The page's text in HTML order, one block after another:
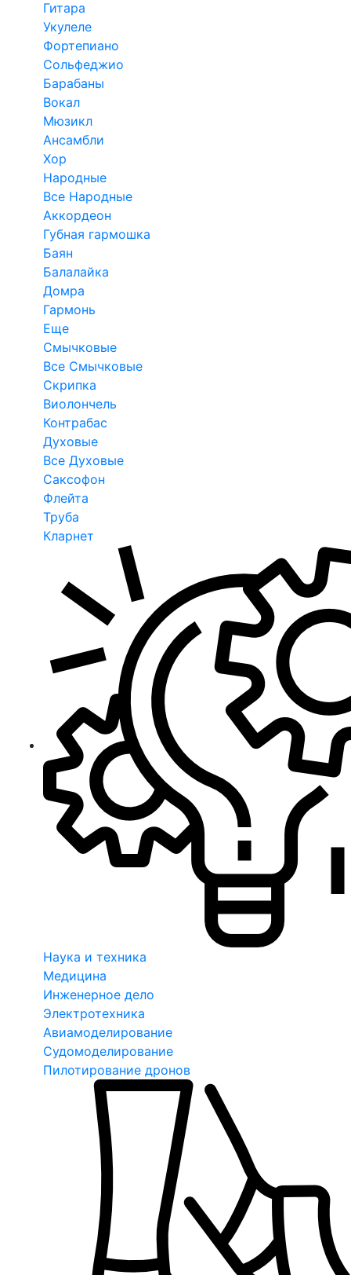
Гитара
Укулеле
Фортепиано
Сольфеджио
Барабаны
Вокал
Мюзикл
Ансамбли
Хор
Народные
Все Народные
Аккордеон
Губная гармошка
Баян
Балалайка
Домра
Гармонь
Еще
Смычковые
Все Смычковые
Скрипка
Виолончель
Контрабас
Духовые
Все Духовые
Саксофон
Флейта
Труба
Кларнет
Наука и техника
Медицина
Инженерное дело
Электротехника
Авиамоделирование
Судомоделирование
Пилотирование дронов